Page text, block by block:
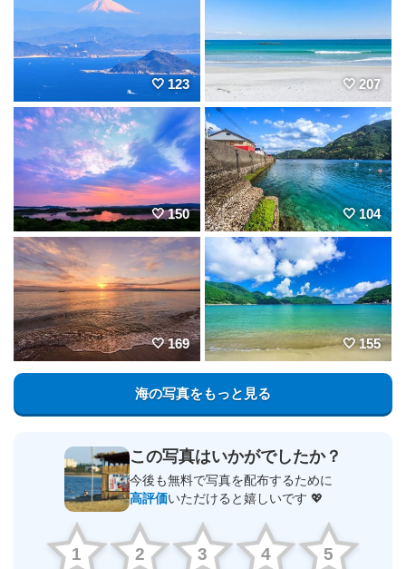
123 207
150 104
169 155
海の写真をもっと見る
この写真はいかがでしたか？
今後も無料で写真を配布するために
高評価いただけると嬉しいです 💖
1 2 3 4 5